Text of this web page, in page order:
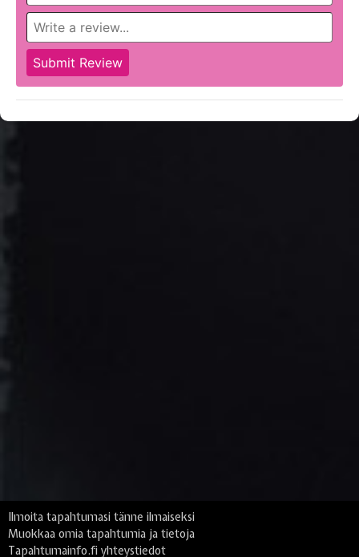
Ilmoita tapahtumasi tänne ilmaiseksi
Muokkaa omia tapahtumia ja tietoja
Tapahtumainfo.fi yhteystiedot